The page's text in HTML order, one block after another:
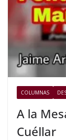
COLUMNAS
A la
Cuéllar